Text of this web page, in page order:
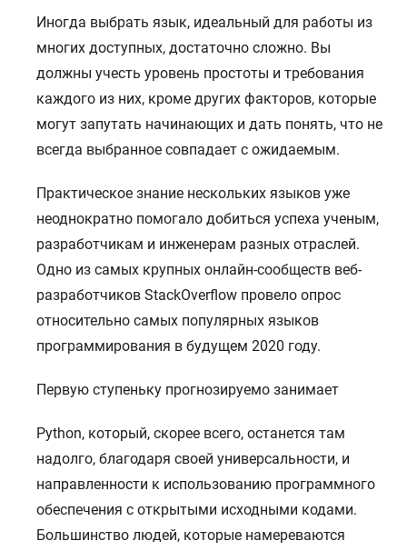
Иногда выбрать язык, идеальный для работы из
многих доступных, достаточно сложно. Вы
должны учесть уровень простоты и требования
каждого из них, кроме других факторов, которые
могут запутать начинающих и дать понять, что не
всегда выбранное совпадает с ожидаемым.
Практическое знание нескольких языков уже
неоднократно помогало добиться успеха ученым,
разработчикам и инженерам разных отраслей.
Одно из самых крупных онлайн-сообществ веб-
разработчиков StackOverflow провело опрос
относительно самых популярных языков
программирования в будущем 2020 году.
Первую ступеньку прогнозируемо занимает
Python, который, скорее всего, останется там
надолго, благодаря своей универсальности, и
направленности к использованию программного
обеспечения с открытыми исходными кодами.
Большинство людей, которые намереваются